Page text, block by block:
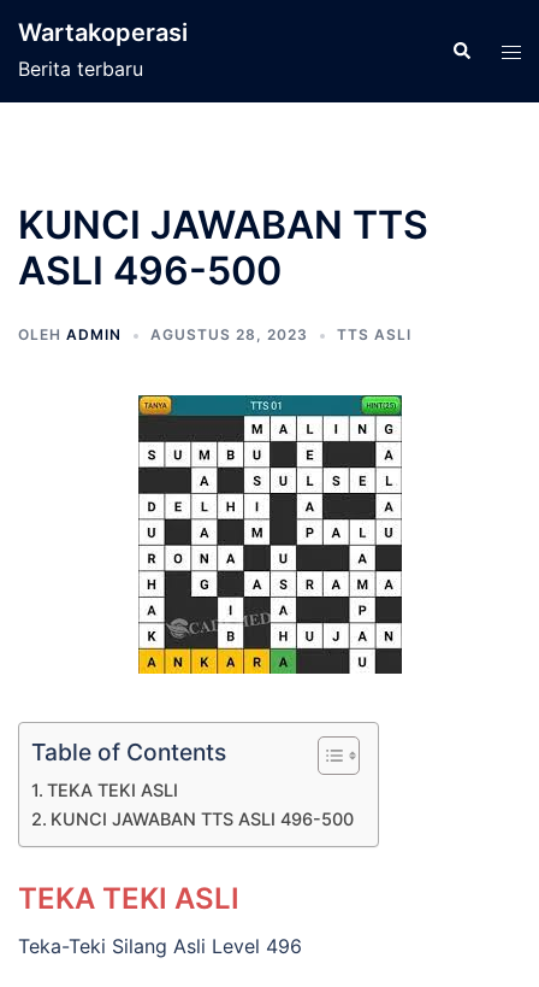
Wartakoperasi
Berita terbaru
Cari
KUNCI JAWABAN TTS
ASLI 496-500
OLEH ADMIN AGUSTUS 28, 2023 TTS ASLI
Table of Contents
TEKA TEKI ASLI
KUNCI JAWABAN TTS ASLI 496-500
TEKA TEKI ASLI
Teka-Teki Silang Asli Level 496